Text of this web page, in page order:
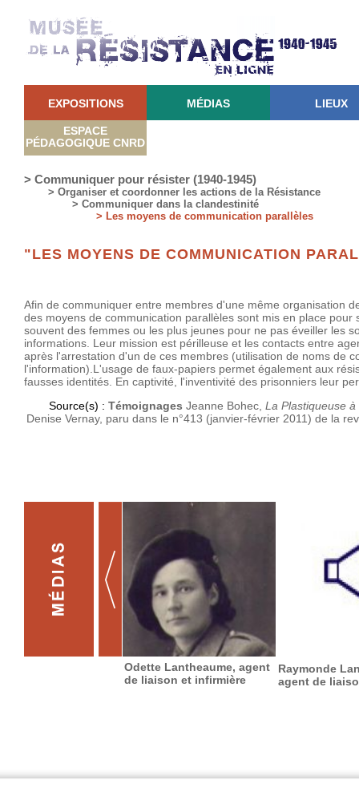
EXPOSITIONS MÉDIAS LIEUX
ESPACE
PÉDAGOGIQUE CNRD
> Communiquer pour résister (1940-1945)
> Organiser et coordonner les actions de la Résistance
> Communiquer dans la clandestinité
> Les moyens de communication parallèles
"LES MOYENS DE COMMUNICATION
Afin de communiquer entre membres d'une même organisation
des moyens de communication parallèles sont mis en place
souvent des femmes ou les plus jeunes pour ne pas éveiller les
informations. Leur mission est périlleuse et les contacts entre
après l'arrestation d'un de ces membres (utilisation de noms de
l'information).L'usage de faux-papiers permet également aux
fausses identités. En captivité, l'inventivité des prisonniers leur
Source(s) : Témoignages Jeanne Bohec, La Plastiqueuse à
Denise Vernay, paru dans le n°413 (janvier-février 2011) de la
Odette Lantheaume, agent
de liaison et infirmière
Raymonde
agent de